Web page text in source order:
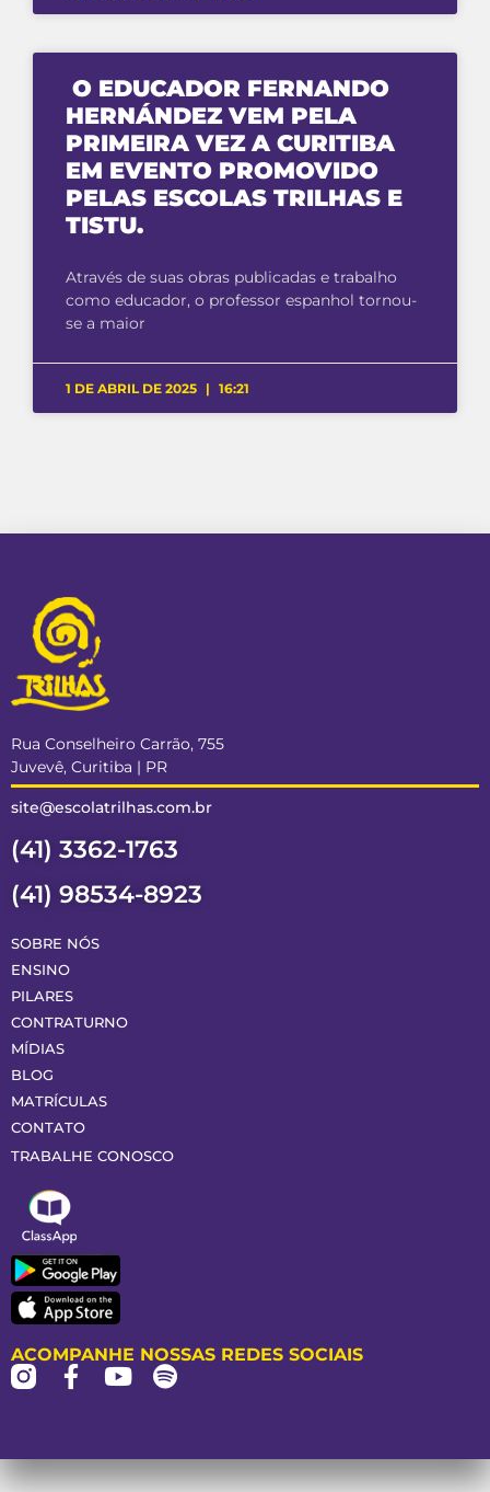
O EDUCADOR FERNANDO
HERNÁNDEZ VEM PELA
PRIMEIRA VEZ A CURITIBA
EM EVENTO PROMOVIDO
PELAS ESCOLAS TRILHAS E
TISTU.
Através de suas obras publicadas e trabalho
como educador, o professor espanhol tornou-
se a maior
1 DE ABRIL DE 2025 16:21
Rua Conselheiro Carrão, 755
Juvevê, Curitiba | PR
site@escolatrilhas.com.br
(41) 3362-1763
(41) 98534-8923
SOBRE NÓS
ENSINO
PILARES
CONTRATURNO
MÍDIAS
BLOG
MATRÍCULAS
CONTATO
TRABALHE CONOSCO
ACOMPANHE NOSSAS REDES SOCIAIS